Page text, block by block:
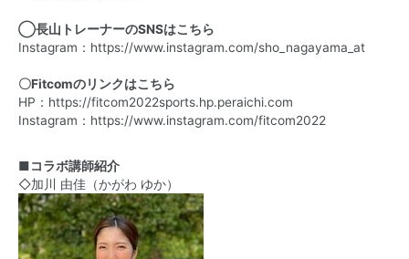
◯長山トレーナーのSNSはこちら
Instagram： https://www.instagram.com/sho_nagayama_at
〇Fitcomのリンクはこちら
HP： https://fitcom2022sports.hp.peraichi.com
Instagram： https://www.instagram.com/fitcom2022
■コラボ講師紹介
◇加川 由佳（かがわ ゆか）